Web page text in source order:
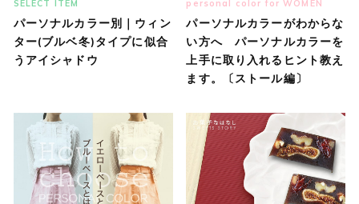
SELECT ITEM
パーソナルカラー別｜ウィン
ター(ブルベ冬)タイプに似合
うアイシャドウ
personal color for WOMEN
パーソナルカラーがわからな
い方へ パーソナルカラーを
上手に取り入れるヒント教え
ます。〔ストール編〕